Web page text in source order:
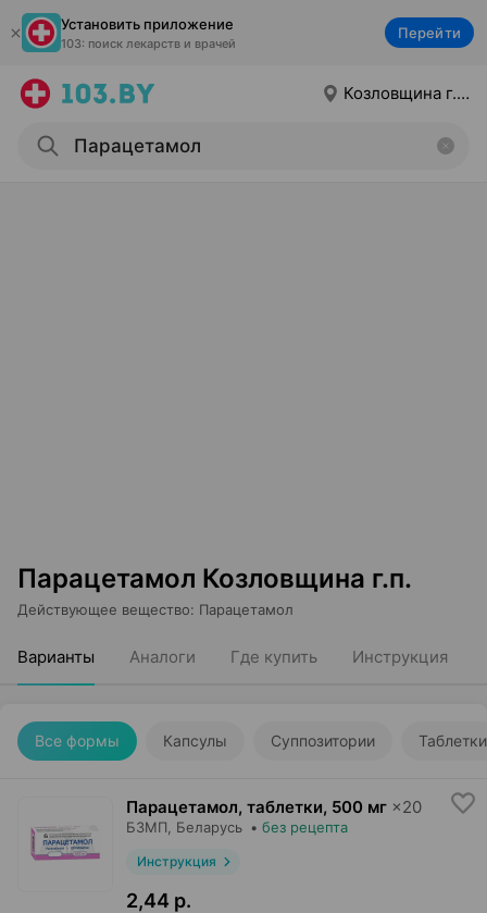
Установить приложение
103: поиск лекарств и врачей
Перейти
Козловщина г.п.
Парацетамол Козловщина г.п.
Действующее вещество: Парацетамол
Варианты Аналоги Где купить Инструкция
Все формы Капсулы Суппозитории Таблетки
Парацетамол, таблетки, 500 мг ×20
БЗМП , Беларусь • без рецепта
Инструкция
2,44 р.